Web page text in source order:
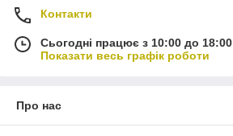
Контакти
Сьогодні працює з 10:00 до 18:00
Показати весь графік роботи
Про нас